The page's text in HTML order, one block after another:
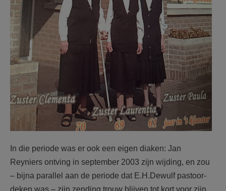
In die periode was er ook een eigen diaken: Jan
Reyniers ontving in september 2003 zijn wijding, en zou
– bijna parallel aan de periode dat E.H.Dewulf pastoor-
deken was – zijn zending trouw blijven tot kort voor zijn